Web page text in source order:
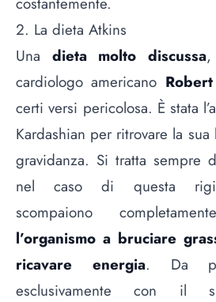
2. La dieta Atkins
Una dieta molto discussa
cardiologo americano
certi versi pericolosa. È stata
Kardashian per ritrovare la
gravidanza. Si tratta sempre
nel caso di questa
scompaiono
l’organismo a bruciare
ricavare energia. Da
esclusivamente con il